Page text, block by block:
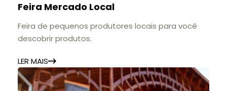
Feira Mercado Local
Feira de pequenos produtores locais para você
descobrir produtos.
LER MAIS